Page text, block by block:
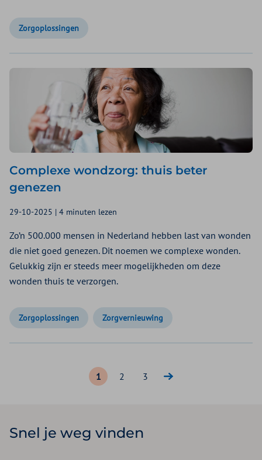
Zorgoplossingen
Complexe wondzorg: thuis beter
genezen
29-10-2025 | 4 minuten lezen
Zo’n 500.000 mensen in Nederland hebben last van wonden
die niet goed genezen. Dit noemen we complexe wonden.
Gelukkig zijn er steeds meer mogelijkheden om deze
wonden thuis te verzorgen.
Zorgoplossingen Zorgvernieuwing
1 2 3
Snel je weg vinden